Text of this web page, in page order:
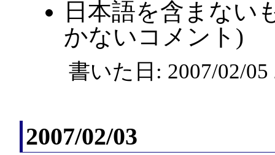
日本語を含まない
かないコメント)
書いた日: 2007/02/
2007/02/03